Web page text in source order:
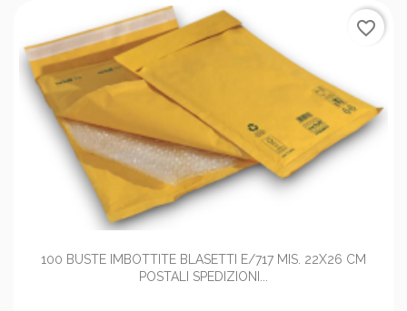
100 BUSTE IMBOTTITE BLASETTI E/717 MIS. 22X26 CM
POSTALI SPEDIZIONI...
favorite_border